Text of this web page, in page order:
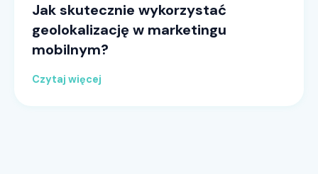
Jak skutecznie wykorzystać
geolokalizację w marketingu
mobilnym?
Czytaj więcej